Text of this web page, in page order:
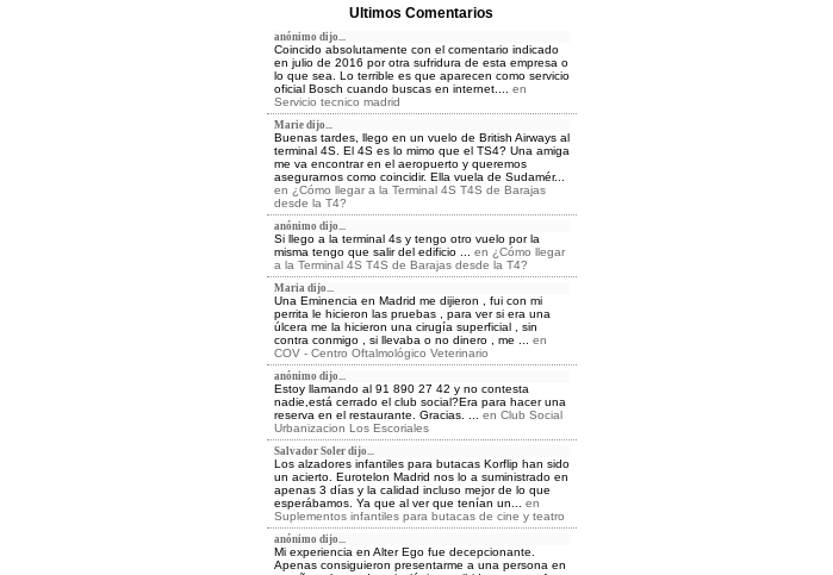
Ultimos Comentarios
anónimo dijo...
Coincido absolutamente con el comentario indicado
en julio de 2016 por otra sufridura de esta empresa o
lo que sea. Lo terrible es que aparecen como servicio
oficial Bosch cuando buscas en internet.... en
Servicio tecnico madrid
Marie dijo...
Buenas tardes, llego en un vuelo de British Airways al
terminal 4S. El 4S es lo mimo que el TS4? Una amiga
me va encontrar en el aeropuerto y queremos
asegurarnos como coincidir. Ella vuela de Sudamér...
en ¿Cómo llegar a la Terminal 4S T4S de Barajas
desde la T4?
anónimo dijo...
Si llego a la terminal 4s y tengo otro vuelo por la
misma tengo que salir del edificio ... en ¿Cómo llegar
a la Terminal 4S T4S de Barajas desde la T4?
Maria dijo...
Una Eminencia en Madrid me dijieron , fui con mi
perrita le hicieron las pruebas , para ver si era una
úlcera me la hicieron una cirugía superficial , sin
contra conmigo , si llevaba o no dinero , me ... en
COV - Centro Oftalmológico Veterinario
anónimo dijo...
Estoy llamando al 91 890 27 42 y no contesta
nadie,está cerrado el club social?Era para hacer una
reserva en el restaurante. Gracias. ... en Club Social
Urbanizacion Los Escoriales
Salvador Soler dijo...
Los alzadores infantiles para butacas Korflip han sido
un acierto. Eurotelon Madrid nos lo a suministrado en
apenas 3 días y la calidad incluso mejor de lo que
esperábamos. Ya que al ver que tenían un... en
Suplementos infantiles para butacas de cine y teatro
anónimo dijo...
Mi experiencia en Alter Ego fue decepcionante.
Apenas consiguieron presentarme a una persona en